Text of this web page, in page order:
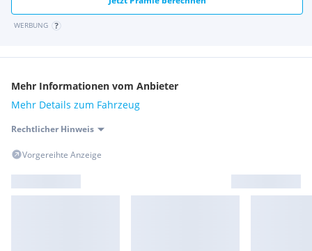
WERBUNG
Mehr Informationen vom Anbieter
Mehr Details zum Fahrzeug
Rechtlicher Hinweis
Vorgereihte Anzeige